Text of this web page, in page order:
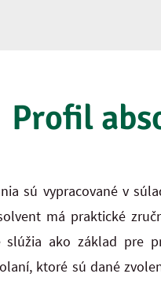
Profil
sú vypracované v
má praktické
ako základ pre
ktoré sú dané